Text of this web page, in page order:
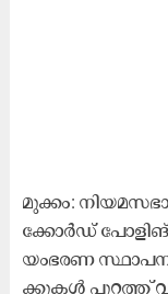
മു​ക്കം:
ക്കോ​ർ​ഡ് പോ​ളി​ങ്
യം​ഭ​ര​ണ
ക്കു​ക​ൾ പു​റ​ത്ത്